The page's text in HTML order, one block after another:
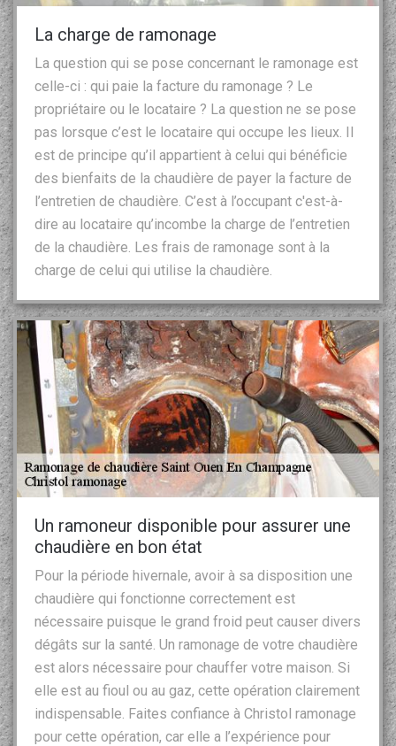
La charge de ramonage
La question qui se pose concernant le ramonage est
celle-ci : qui paie la facture du ramonage ? Le
propriétaire ou le locataire ? La question ne se pose
pas lorsque c’est le locataire qui occupe les lieux. Il
est de principe qu’il appartient à celui qui bénéficie
des bienfaits de la chaudière de payer la facture de
l’entretien de chaudière. C’est à l’occupant c'est-à-
dire au locataire qu’incombe la charge de l’entretien
de la chaudière. Les frais de ramonage sont à la
charge de celui qui utilise la chaudière.
Un ramoneur disponible pour assurer une
chaudière en bon état
Pour la période hivernale, avoir à sa disposition une
chaudière qui fonctionne correctement est
nécessaire puisque le grand froid peut causer divers
dégâts sur la santé. Un ramonage de votre chaudière
est alors nécessaire pour chauffer votre maison. Si
elle est au fioul ou au gaz, cette opération clairement
indispensable. Faites confiance à Christol ramonage
pour cette opération, car elle a l’expérience pour